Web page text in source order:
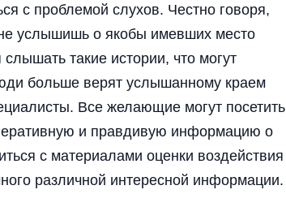
с проблемой слухов. Честно говоря,
услышишь о якобы имевших место
такие истории, что могут
больше верят услышанному краем
Все желающие могут посетить
и правдивую информацию о
с материалами оценки воздействия
различной интересной информации.